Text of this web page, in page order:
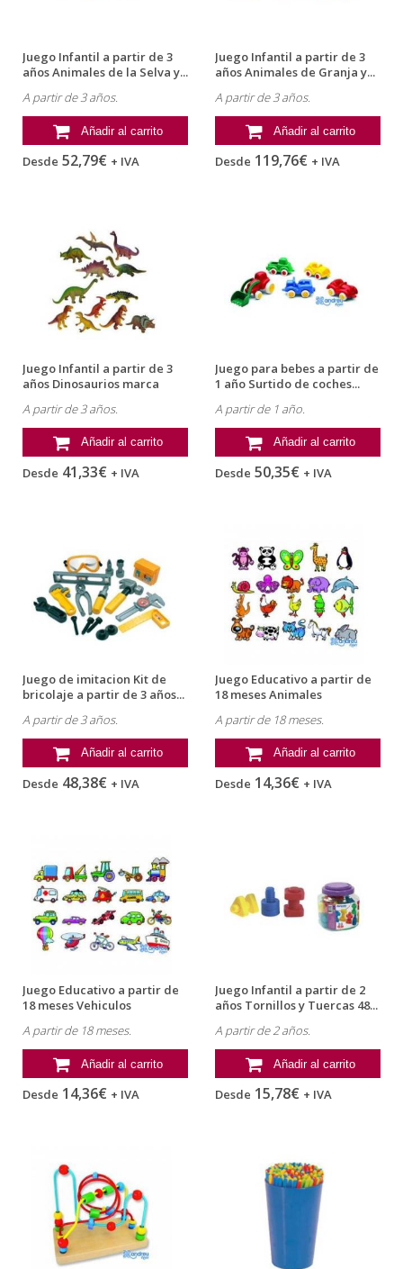
Juego Infantil a partir de 3
años Animales de la Selva y...
A partir de 3 años.
Añadir al carrito
Desde 52,79€ + IVA
Juego Infantil a partir de 3
años Animales de Granja y...
A partir de 3 años.
Añadir al carrito
Desde 119,76€ + IVA
Juego Infantil a partir de 3
años Dinosaurios marca
A partir de 3 años.
Añadir al carrito
Desde 41,33€ + IVA
Juego para bebes a partir de
1 año Surtido de coches...
A partir de 1 año.
Añadir al carrito
Desde 50,35€ + IVA
Juego de imitacion Kit de
bricolaje a partir de 3 años...
A partir de 3 años.
Añadir al carrito
Desde 48,38€ + IVA
Juego Educativo a partir de
18 meses Animales
A partir de 18 meses.
Añadir al carrito
Desde 14,36€ + IVA
Juego Educativo a partir de
18 meses Vehiculos
A partir de 18 meses.
Añadir al carrito
Desde 14,36€ + IVA
Juego Infantil a partir de 2
años Tornillos y Tuercas 48...
A partir de 2 años.
Añadir al carrito
Desde 15,78€ + IVA